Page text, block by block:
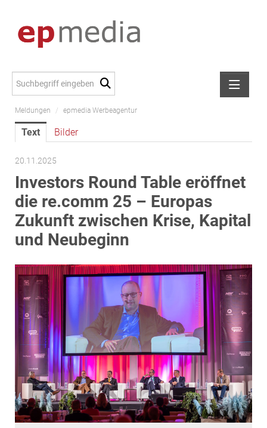
Meldungen
Alexander Peer
amb Development
ATL Immoinvest
AURE Immobilien
Austria Sotheby's International Realty
City Park Vienna
EDEX Immobilien
EPHIC Group
epmedia Werbeagentur
ESTINA Immobilien
Greystar
Grossmann + Kaswurm Immobilien
Gutwerk Immobilien Treuhand
HANDLER Gruppe
HARING Group
Meldungen / epmedia Werbeagentur
Text Bilder
20.11.2025
Investors Round Table eröffnet
die re.comm 25 – Europas
Zukunft zwischen Krise, Kapital
und Neubeginn